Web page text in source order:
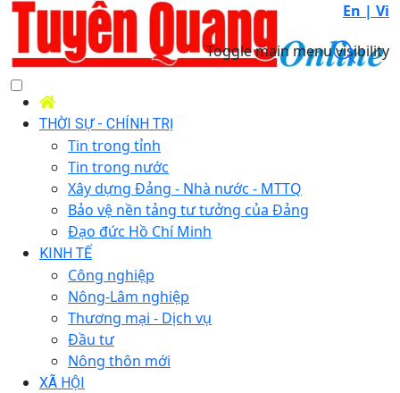
En | Vi
Toggle main menu visibility
THỜI SỰ - CHÍNH TRỊ
Tin trong tỉnh
Tin trong nước
Xây dựng Đảng - Nhà nước - MTTQ
Bảo vệ nền tảng tư tưởng của Đảng
Đạo đức Hồ Chí Minh
KINH TẾ
Công nghiệp
Nông-Lâm nghiệp
Thương mại - Dịch vụ
Đầu tư
Nông thôn mới
XÃ HỘI